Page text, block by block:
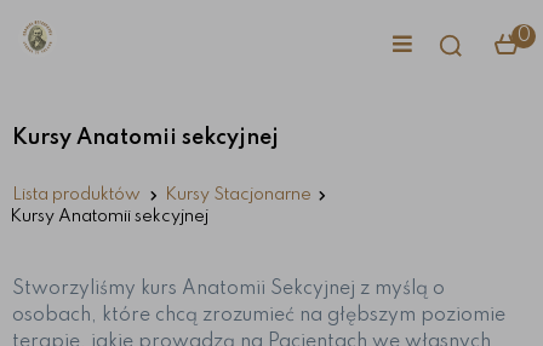
0
Kursy Anatomii sekcyjnej
Lista produktów
Kursy Stacjonarne
Kursy Anatomii sekcyjnej
Stworzyliśmy kurs Anatomii Sekcyjnej z myślą o
osobach, które chcą zrozumieć na głębszym poziomie